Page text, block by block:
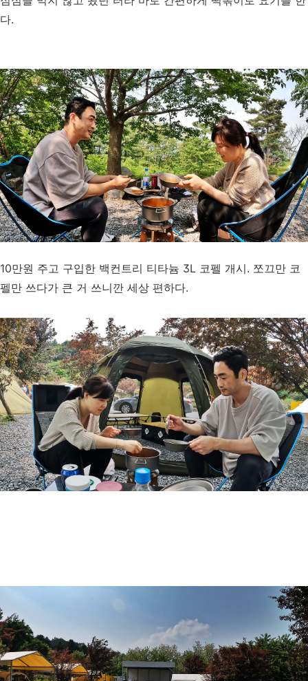
다.
10만원 주고 구입한 백컨트리 티타늄 3L 코펠 개시. 쪼끄만 코
펠만 쓰다가 큰 거 쓰니깐 세상 편하다.